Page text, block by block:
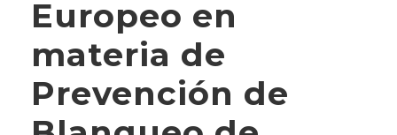
Europeo en
materia de
Prevención de